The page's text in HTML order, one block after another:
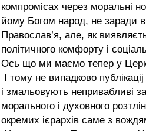
компромісах через моральні
йому Богом народ, не заради
Православ’я, але, як
політичного комфорту і
Ось що ми маємо тепер у
І тому не випадково
і змальовують непривабливі
морального і духовного
окремих ієрархів саме з